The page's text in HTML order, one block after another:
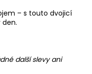
– s touto dvojicí
další slevy ani